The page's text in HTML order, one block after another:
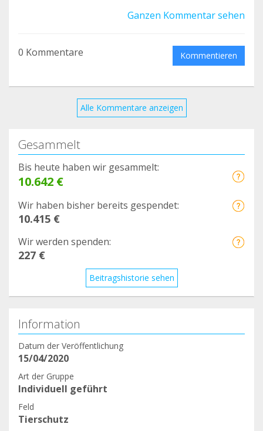
Ganzen Kommentar sehen
0 Kommentare Kommentieren
Alle Kommentare anzeigen
Gesammelt
Bis heute haben wir gesammelt:
10.642 €
Wir haben bisher bereits gespendet:
10.415 €
Wir werden spenden:
227 €
Beitragshistorie sehen
Information
Datum der Veröffentlichung
15/04/2020
Art der Gruppe
Individuell geführt
Feld
Tierschutz